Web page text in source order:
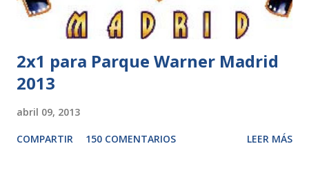
2x1 para Parque Warner Madrid
2013
abril 09, 2013
COMPARTIR 150 COMENTARIOS LEER MÁS